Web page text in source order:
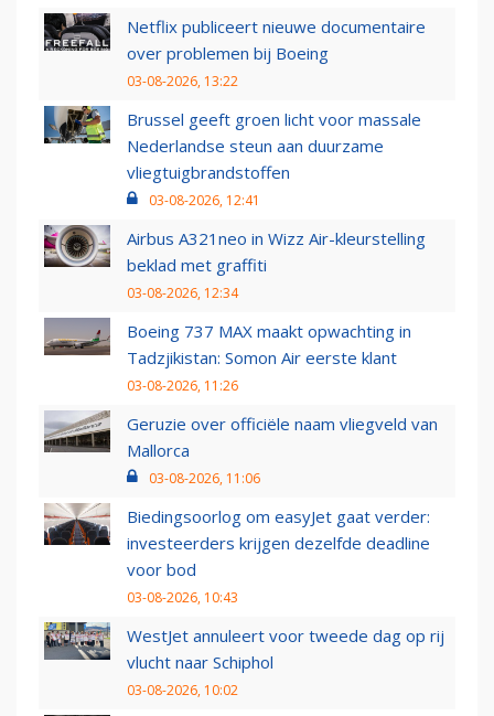
Netflix publiceert nieuwe documentaire
over problemen bij Boeing
03-08-2026, 13:22
Brussel geeft groen licht voor massale
Nederlandse steun aan duurzame
vliegtuigbrandstoffen
03-08-2026, 12:41
Airbus A321neo in Wizz Air-kleurstelling
beklad met graffiti
03-08-2026, 12:34
Boeing 737 MAX maakt opwachting in
Tadzjikistan: Somon Air eerste klant
03-08-2026, 11:26
Geruzie over officiële naam vliegveld van
Mallorca
03-08-2026, 11:06
Biedingsoorlog om easyJet gaat verder:
investeerders krijgen dezelfde deadline
voor bod
03-08-2026, 10:43
WestJet annuleert voor tweede dag op rij
vlucht naar Schiphol
03-08-2026, 10:02